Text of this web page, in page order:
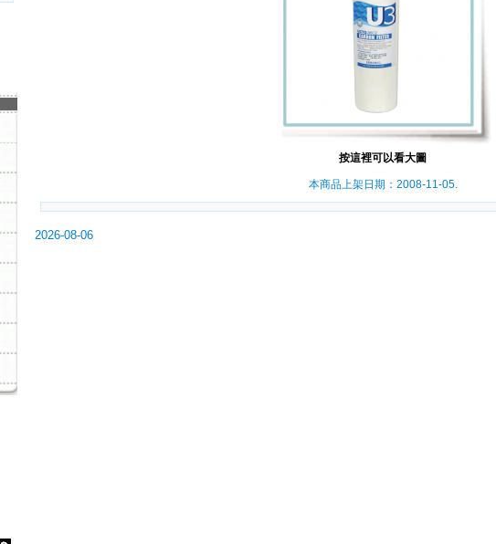
按這裡可以看大圖
本商品上架日期：2008-11-05.
2026-08-06